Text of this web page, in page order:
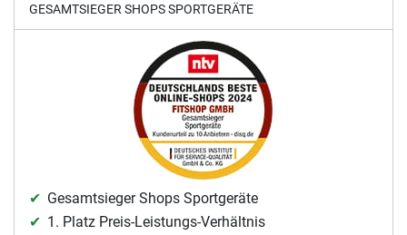
GESAMTSIEGER SHOPS SPORTGERÄTE
Gesamtsieger Shops Sportgeräte
1. Platz Preis-Leistungs-Verhältnis